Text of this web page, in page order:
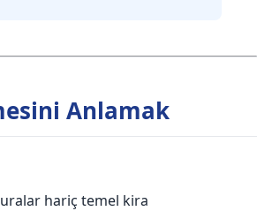
Anlamak
hariç temel kira